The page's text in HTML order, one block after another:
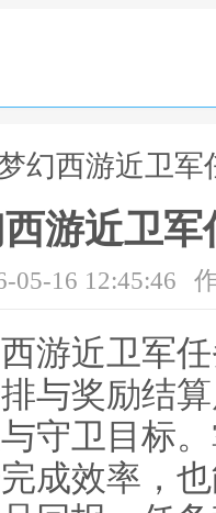
幻西游近卫军
游近卫
05-16 12:45:46
游近卫军
与奖励结
守卫目标
成效率，